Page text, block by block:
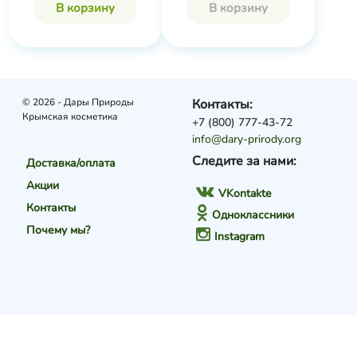
В корзину В корзину
© 2026 - Дары Природы
Крымская косметика
Доставка/оплата
Акции
Контакты
Почему мы?
Следите за нами:
VKontakte
Одноклассники
Instagram
Контакты:
+7 (800) 777-43-72
info@dary-prirody.org